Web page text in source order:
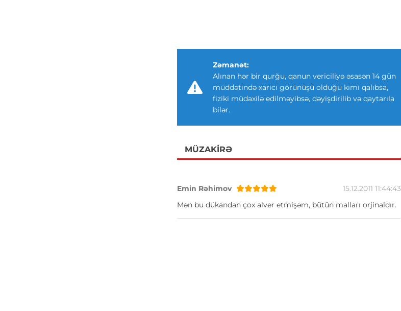
Zəmanət:
Alınan hər bir qurğu, qanun vericiliyə əsasən 14 gün
müddətində xarici görünüşü olduğu kimi qalıbsa,
fiziki müdaxilə edilməyibsə, dəyişdirilib və qaytarıla
bilər.
MÜZAKIRƏ
Emin Rəhimov
15.12.2011 11:44:43
Mən bu dükandan çox alver etmişəm, bütün malları orjinaldır.